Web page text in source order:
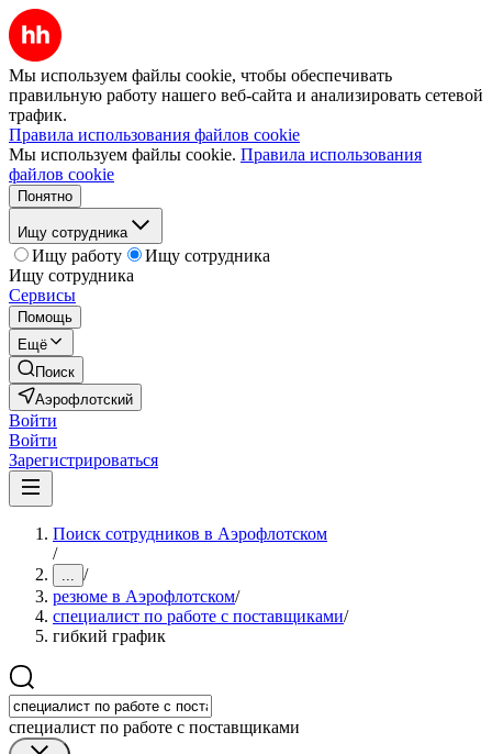
Мы используем файлы cookie, чтобы обеспечивать
правильную работу нашего веб-сайта и анализировать сетевой
трафик.
Правила использования файлов cookie
Мы используем файлы cookie. Правила использования
файлов cookie
Понятно
Ищу сотрудника
Ищу работу
Ищу сотрудника
Ищу сотрудника
Сервисы
Помощь
Ещё
Поиск
Аэрофлотский
Войти
Войти
Зарегистрироваться
Поиск сотрудников в Аэрофлотском
/
... /
резюме в Аэрофлотском/
специалист по работе с поставщиками/
гибкий график
специалист по работе с поставщиками